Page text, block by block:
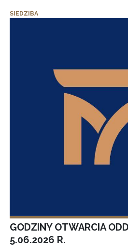
SIEDZIBA
GODZINY OTWARCIA
5.06.2026 R.